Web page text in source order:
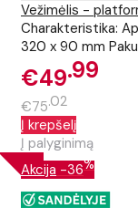
Vežimėlis -
Charakteristika:
320 x 90 mm
€49 99
€75 02
Į krepšelį
Į palyginimą
Akcija -36%